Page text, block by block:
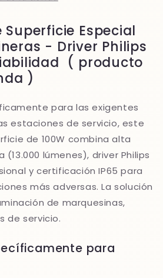
Superficie Especial
- Driver Philips
( producto
)
para las exigentes
estaciones de servicio, este
de 100W combina alta
lúmenes), driver Philips
y certificación IP65 para
más adversas. La solución
de marquesinas,
de servicio.
para